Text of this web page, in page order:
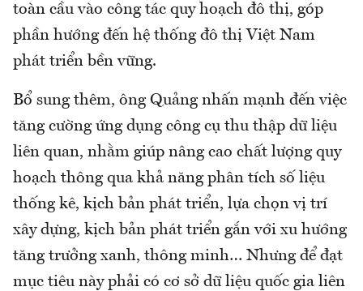
toàn cầu vào công tác quy hoạch đô thị, góp
phần hướng đến hệ thống đô thị Việt Nam
phát triển bền vững.
Bổ sung thêm, ông Quảng nhấn mạnh đến việc
tăng cường ứng dụng công cụ thu thập dữ liệu
liên quan, nhằm giúp nâng cao chất lượng quy
hoạch thông qua khả năng phân tích số liệu
thống kê, kịch bản phát triển, lựa chọn vị trí
xây dựng, kịch bản phát triển gắn với xu hướng
tăng trưởng xanh, thông minh… Nhưng để đạt
mục tiêu này phải có cơ sở dữ liệu quốc gia liên